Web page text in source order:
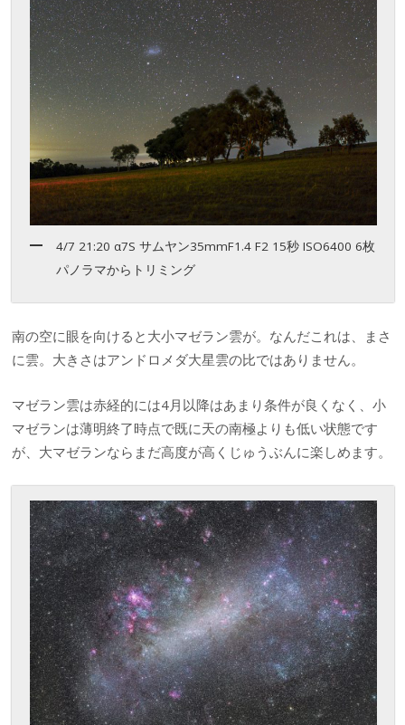
4/7 21:20 α7S サムヤン35mmF1.4 F2 15秒 ISO6400 6枚
パノラマからトリミング
南の空に眼を向けると大小マゼラン雲が。なんだこれは、まさ
に雲。大きさはアンドロメダ大星雲の比ではありません。
マゼラン雲は赤経的には4月以降はあまり条件が良くなく、小
マゼランは薄明終了時点で既に天の南極よりも低い状態です
が、大マゼランならまだ高度が高くじゅうぶんに楽しめます。